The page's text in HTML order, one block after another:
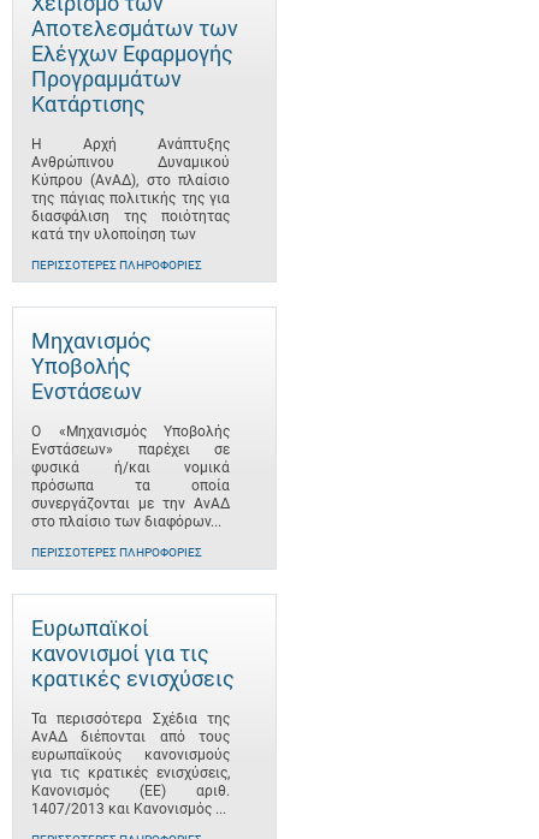
Αποτελεσμάτων των
Ελέγχων Εφαρμογής
Προγραμμάτων
Κατάρτισης
Η Αρχή Ανάπτυξης
Ανθρώπινου Δυναμικού
Κύπρου (ΑνΑΔ), στο πλαίσιο
της πάγιας πολιτικής της για
διασφάλιση της ποιότητας
κατά την υλοποίηση των
ΠΕΡΙΣΣΌΤΕΡΕΣ ΠΛΗΡΟΦΟΡΊΕΣ
Μηχανισμός
Υποβολής
Ενστάσεων
Ο «Μηχανισμός Υποβολής
Ενστάσεων» παρέχει σε
φυσικά ή/και νομικά
πρόσωπα τα οποία
συνεργάζονται με την ΑνΑΔ
στο πλαίσιο των διαφόρων...
ΠΕΡΙΣΣΌΤΕΡΕΣ ΠΛΗΡΟΦΟΡΊΕΣ
Ευρωπαϊκοί
κανονισμοί για τις
κρατικές ενισχύσεις
Τα περισσότερα Σχέδια της
ΑνΑΔ διέπονται από τους
ευρωπαϊκούς κανονισμούς
για τις κρατικές ενισχύσεις,
Κανονισμός (ΕΕ) αριθ.
1407/2013 και Κανονισμός ...